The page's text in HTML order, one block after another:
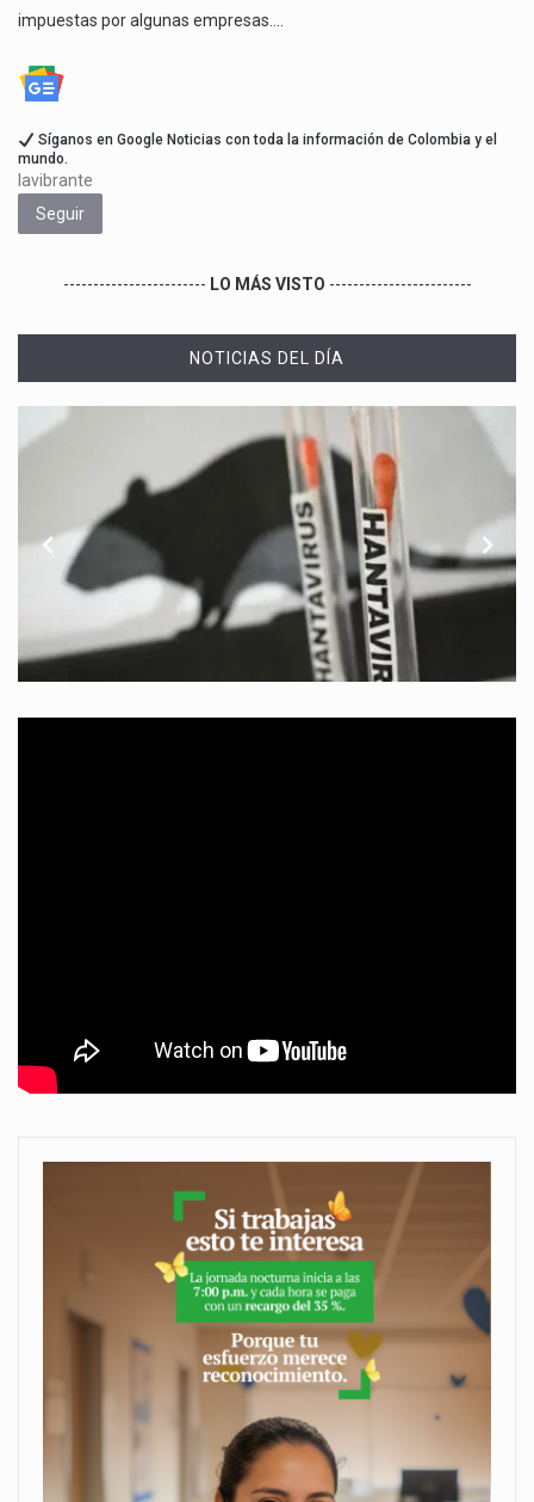
impuestas por algunas empresas.…
Síganos en Google Noticias con toda la información de Colombia y el
mundo.
lavibrante
Seguir
------------------------ LO MÁS VISTO ------------------------
NOTICIAS DEL DÍA